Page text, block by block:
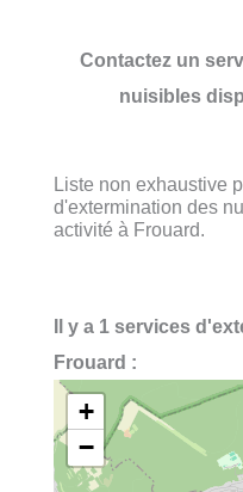
Contactez un
nuisibles
Liste non exhaustive
d'extermination des
activité à Frouard.
Il y a 1 services
Frouard :
+
−